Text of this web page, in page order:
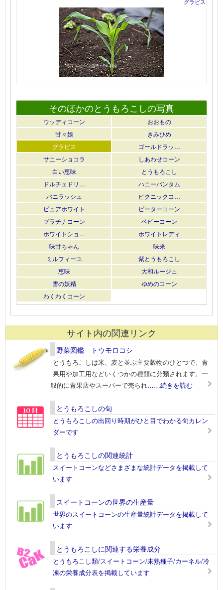
そのほかのとうもろこしの写真
ウッディコーン
おおもの
甘々娘
きみひめ
グラビス
ゴールドラッ…
サニーショコラ
しあわせコーン
白い恵味
とうもろこし
ドルチェドリ…
ハニーバンタム
バニラッシュ
ピクニックコ…
ピュアホワイト
ピーターコーン
プラチナコーン
ベビーコーン
ホワイトショ…
ホワイトレディ
味甘ちゃん
味来
ミルフィーユ
紫とうもろこし
恵味
大和ルージュ
雪の妖精
ゆめのコーン
わくわくコーン
サイト内の関連リンク
野菜図鑑 トウモロコシ
とうもろこしは米、麦と並ぶ主要穀物のひとつで、青
果用や加工用などいくつかの種類に分類されます。一
般的に青果店やスーパーで売られ……続きを読む
とうもろこしの旬
とうもろこしの出回り時期がひと目でわかる旬カレン
ダーです
とうもろこしの関連統計
スイートコーンなどさまざまな統計データを掲載して
います
スイートコーンの世界の生産量
世界のスイートコーンの生産量統計データを掲載して
います
とうもろこしに関連する栄養成分
とうもろこし類/スイートコーン/未熟種子/カーネル/冷
凍の栄養成分表を掲載しています